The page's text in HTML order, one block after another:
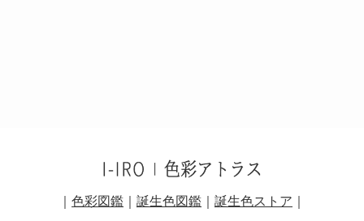
｜ 色彩図鑑 ｜ 誕生色図鑑 ｜ 誕生色ストア ｜